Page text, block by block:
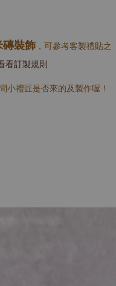
磚裝飾 ，可參考客製禮貼之
看訂製規則
小禮匠是否來的及製作喔！